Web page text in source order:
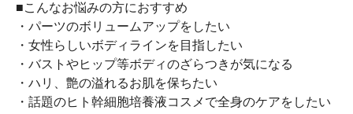
■こんなお悩みの方におすすめ
・パーツのボリュームアップをしたい
・女性らしいボディラインを目指したい
・バストやヒップ等ボディのざらつきが気になる
・ハリ、艶の溢れるお肌を保ちたい
・話題のヒト幹細胞培養液コスメで全身のケアをしたい